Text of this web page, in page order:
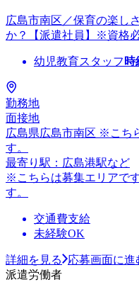
広島市南区／保育の楽し
か？【派遣社員】※資格
幼児教育スタッフ 時
勤務地
面接地
広島県広島市南区 ※こち
す。
最寄り駅：広島港駅など
※こちらは募集エリアで
す。
交通費支給
未経験OK
詳細を見る
応募画面に進
派遣労働者